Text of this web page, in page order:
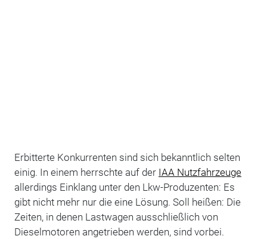
Erbitterte Konkurrenten sind sich bekanntlich selten
einig. In einem herrschte auf der IAA Nutzfahrzeuge
allerdings Einklang unter den Lkw-Produzenten: Es
gibt nicht mehr nur die eine Lösung. Soll heißen: Die
Zeiten, in denen Lastwagen ausschließlich von
Dieselmotoren angetrieben werden, sind vorbei.